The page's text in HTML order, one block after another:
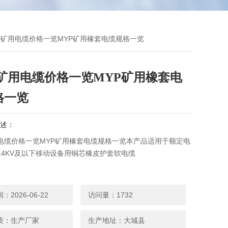
用电缆价格一览MYP矿用橡套电缆规格一览
用电缆价格一览MYP矿用橡套电
一览
：
缆价格一览MYP矿用橡套电缆规格一览本产品适用于额定电
及以下移动设备用铜芯橡皮护套软电缆
：2026-06-22 访问量：1732
：生产厂家 生产地址：大城县